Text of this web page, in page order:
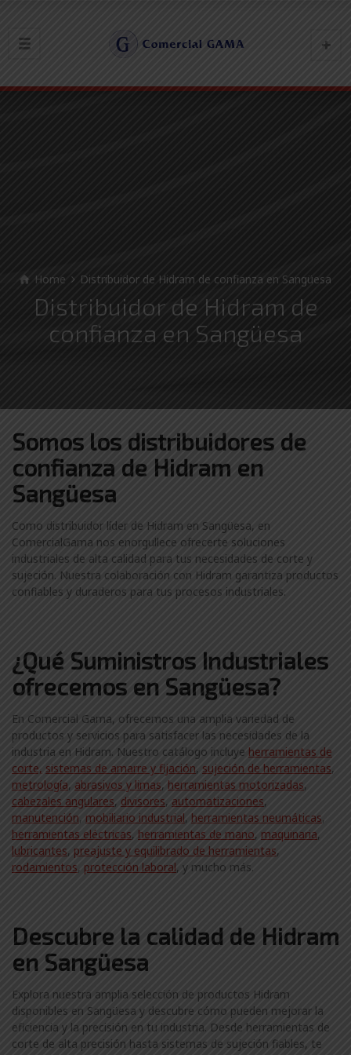
Home Distribuidor de Hidram de confianza en Sangüesa
Distribuidor de Hidram de
confianza en Sangüesa
Somos los distribuidores de
confianza de Hidram en
Sangüesa
Como distribuidor líder de Hidram en Sangüesa, en
ComercialGama nos enorgullece ofrecerte soluciones
industriales de alta calidad para tus necesidades de corte y
sujeción. Nuestra colaboración con Hidram garantiza productos
confiables y duraderos para tus procesos industriales.
¿Qué Suministros Industriales
ofrecemos en Sangüesa?
En Comercial Gama, ofrecemos una amplia variedad de
productos y servicios para satisfacer las necesidades de la
industria en Hidram. Nuestro catálogo incluye herramientas de
corte, sistemas de amarre y fijación, sujeción de herramientas,
metrología, abrasivos y limas, herramientas motorizadas,
cabezales angulares, divisores, automatizaciones,
manutención, mobiliario industrial, herramientas neumáticas,
herramientas eléctricas, herramientas de mano, maquinaria,
lubricantes, preajuste y equilibrado de herramientas,
rodamientos, protección laboral, y mucho más.
Descubre la calidad de Hidram
en Sangüesa
Explora nuestra amplia selección de productos Hidram
disponibles en Sangüesa y descubre cómo pueden mejorar la
eficiencia y la precisión en tu industria. Desde herramientas de
corte de alta precisión hasta sistemas de sujeción fiables, te